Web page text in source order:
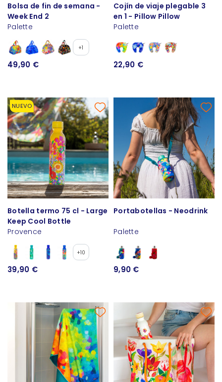
Bolsa de fin de semana -
Week End 2
Palette
+1
49,90 €
Cojín de viaje plegable 3
en 1 - Pillow Pillow
Palette
22,90 €
NUEVO
Botella termo 75 cl - Large
Keep Cool Bottle
Provence
+10
39,90 €
Portabotellas - Neodrink
Palette
9,90 €